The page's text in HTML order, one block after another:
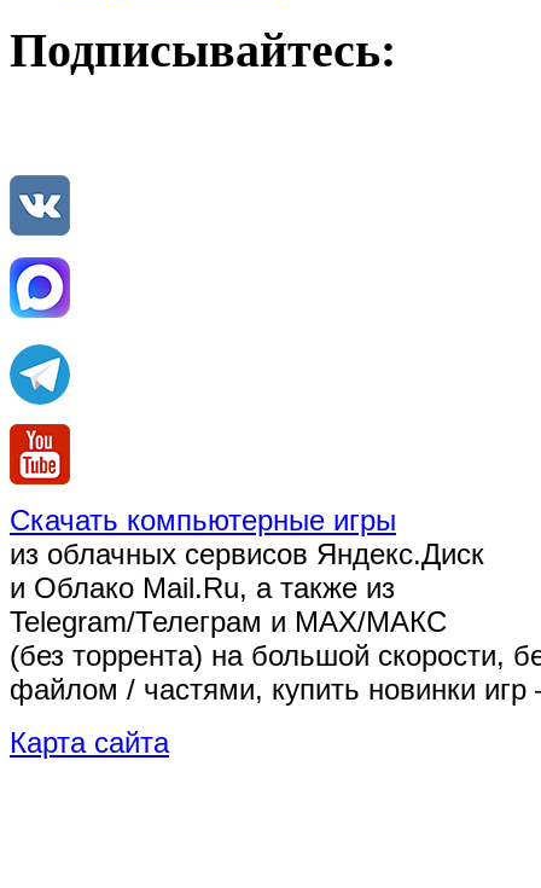
Подписывайтесь:
Скачать компьютерные игры
из облачных сервисов Яндекс.Диск
и Облако Mail.Ru, а также из
Telegram/Телеграм и MAX/МАКС
(без торрента) на большой скорости,
файлом / частями, купить новинки
Карта сайта